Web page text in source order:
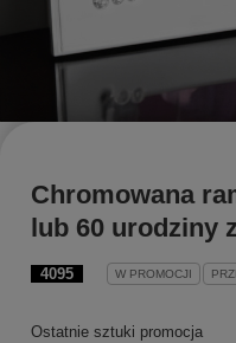
4095 W PROMOCJI
Chromowana
lub 60 urodziny
Ostatnie sztuki promocja